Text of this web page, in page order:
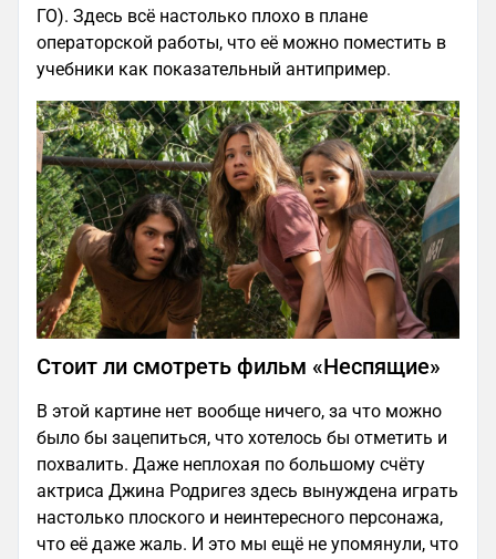
ГО). Здесь всё настолько плохо в плане
операторской работы, что её можно поместить в
учебники как показательный антипример.
Стоит ли смотреть фильм «Неспящие»
В этой картине нет вообще ничего, за что можно
было бы зацепиться, что хотелось бы отметить и
похвалить. Даже неплохая по большому счёту
актриса Джина Родригез здесь вынуждена играть
настолько плоского и неинтересного персонажа,
что её даже жаль. И это мы ещё не упомянули, что